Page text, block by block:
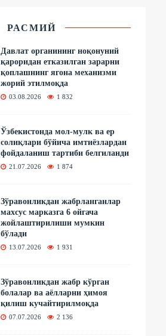
РАСМИЙ
Давлат органининг ноқонуний
қароридан етказилган зарарни
қоплашнинг ягона механизми
жорий этилмоқда
03.08.2026 1 832
Ўзбекистонда мол-мулк ва ер
солиқлари бўйича имтиёзлардан
фойдаланиш тартиби белгиланди
21.07.2026 1 874
Зўравонликдан жабрланганлар
махсус марказга 6 ойгача
жойлаштирилиши мумкин
бўлади
13.07.2026 1 931
Зўравонликдан жабр кўрган
болалар ва аёлларни ҳимоя
қилиш кучайтирилмоқда
07.07.2026 2 136